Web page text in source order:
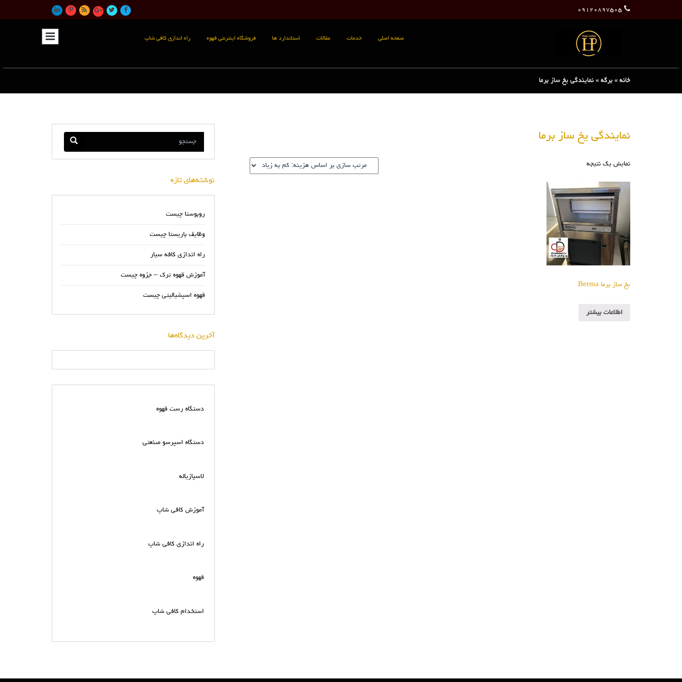
۰۹۱۲۰۸۹۷۵۰۵
صفحه اصلی خدمات مقالات استاندارد ها فروشگاه اینترنتی قهوه راه اندازی کافی شاپ
خانه » برگه » نمایندگی یخ ساز برما
نمایندگی یخ ساز برما
نمایش یک نتیجه
یخ ساز برما Berma
اطلاعات بیشتر
نوشته‌های تازه
روبوستا چیست
وظایف باریستا چیست
راه اندازی کافه سیار
آموزش قهوه ترک – جزوه چیست
قهوه اسپشیالیتی چیست
آخرین دیدگاه‌ها
دستگاه رست قهوه
دستگاه اسپرسو صنعتی
لاسپازیاله
آموزش کافی شاپ
راه اندازی کافی شاپ
قهوه
استخدام کافی شاپ